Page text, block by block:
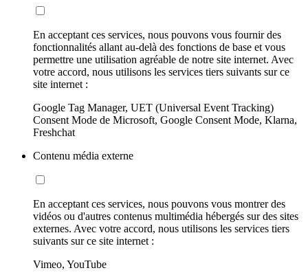
En acceptant ces services, nous pouvons vous fournir des
fonctionnalités allant au-delà des fonctions de base et vous
permettre une utilisation agréable de notre site internet. Avec
votre accord, nous utilisons les services tiers suivants sur ce
site internet :
Google Tag Manager, UET (Universal Event Tracking)
Consent Mode de Microsoft, Google Consent Mode, Klarna,
Freshchat
Contenu média externe
En acceptant ces services, nous pouvons vous montrer des
vidéos ou d'autres contenus multimédia hébergés sur des sites
externes. Avec votre accord, nous utilisons les services tiers
suivants sur ce site internet :
Vimeo, YouTube